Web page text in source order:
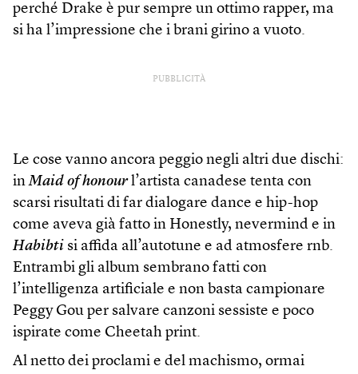
perché Drake è pur sempre un ottimo rapper, ma
si ha l’impressione che i brani girino a vuoto.
PUBBLICITÀ
Le cose vanno ancora peggio negli altri due dischi:
inMaid of honourl’artista canadese tenta con
scarsi risultati di far dialogare dance e hip-hop
come aveva già fatto in Honestly, nevermind e in
Habibti si affida all’autotune e ad atmosfere rnb.
Entrambi gli album sembrano fatti con
l’intelligenza artificiale e non basta campionare
Peggy Gou per salvare canzoni sessiste e poco
ispirate come Cheetah print.
Al netto dei proclami e del machismo, ormai